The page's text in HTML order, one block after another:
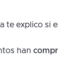
te explico si
han